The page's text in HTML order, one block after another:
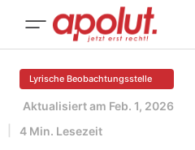
Lyrische Beobachtungsstelle
Aktualisiert am Feb. 1, 2026
4 Min. Lesezeit